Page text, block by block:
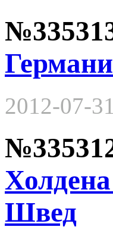
2012-07-
Швед